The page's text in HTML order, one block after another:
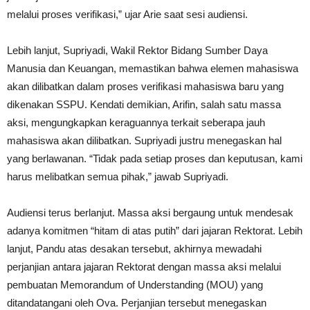
melalui proses verifikasi,” ujar Arie saat sesi audiensi.
Lebih lanjut, Supriyadi, Wakil Rektor Bidang Sumber Daya
Manusia dan Keuangan, memastikan bahwa elemen mahasiswa
akan dilibatkan dalam proses verifikasi mahasiswa baru yang
dikenakan SSPU. Kendati demikian, Arifin, salah satu massa
aksi, mengungkapkan keraguannya terkait seberapa jauh
mahasiswa akan dilibatkan. Supriyadi justru menegaskan hal
yang berlawanan. “Tidak pada setiap proses dan keputusan, kami
harus melibatkan semua pihak,” jawab Supriyadi.
Audiensi terus berlanjut. Massa aksi bergaung untuk mendesak
adanya komitmen “hitam di atas putih” dari jajaran Rektorat. Lebih
lanjut, Pandu atas desakan tersebut, akhirnya mewadahi
perjanjian antara jajaran Rektorat dengan massa aksi melalui
pembuatan Memorandum of Understanding (MOU) yang
ditandatangani oleh Ova. Perjanjian tersebut menegaskan